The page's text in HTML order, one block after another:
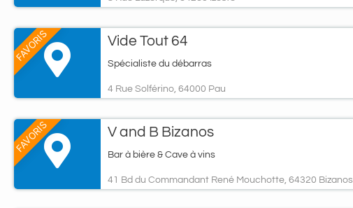
FAVORIS Vide Tout 64
Spécialiste du débarras
4 Rue Solférino, 64000 Pau
FAVORIS V and B Bizanos
Bar à bière & Cave à vins
41 Bd du Commandant René Mouchotte, 64320 Bizanos